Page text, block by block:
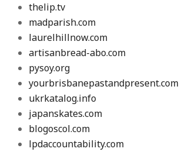
thelip.tv
madparish.com
laurelhillnow.com
artisanbread-abo.com
pysoy.org
yourbrisbanepastandpresent.com
ukrkatalog.info
japanskates.com
blogoscol.com
lpdaccountability.com